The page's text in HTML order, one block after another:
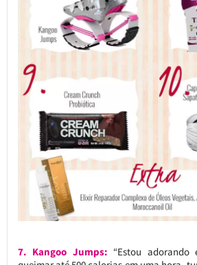
7. Kangoo Jumps: “Estou